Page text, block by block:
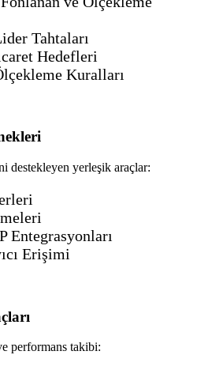
Tahtaları
Hedefleri
Kuralları
destekleyen yerleşik araçlar:
Entegrasyonları
Erişimi
performans takibi: